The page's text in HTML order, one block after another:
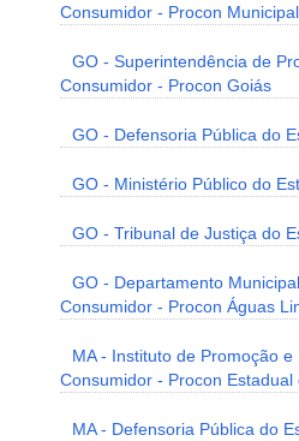
Consumidor - Procon
GO - Superintendência de
Consumidor - Procon Goiás
GO - Defensoria Pública do
GO - Ministério Público do
GO - Tribunal de Justiça do
GO - Departamento
Consumidor - Procon Águas
MA - Instituto de Promoção
Consumidor - Procon
MA - Defensoria Pública do